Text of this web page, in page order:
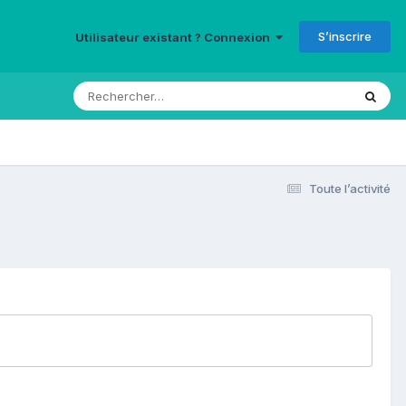
Utilisateur existant ? Connexion S’inscrire
Toute l’activité